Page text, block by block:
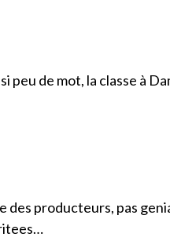
peu de mot, la classe à
des producteurs, pas